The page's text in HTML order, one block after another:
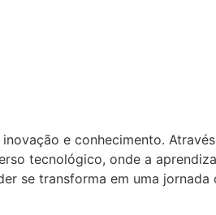
e conhecimento.
tecnológico, onde a
se transforma em uma